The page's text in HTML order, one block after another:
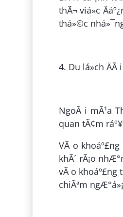
thÃ¬ viá»c
thá»©c nhá»¯ng
4. Du lá»ch
NgoÃ i mÃ¹a
quan tÃ¢m
VÃ o khoáº£ng
khÃ´ rÃ¡o
vÃ o khoáº£ng
chiÃªm